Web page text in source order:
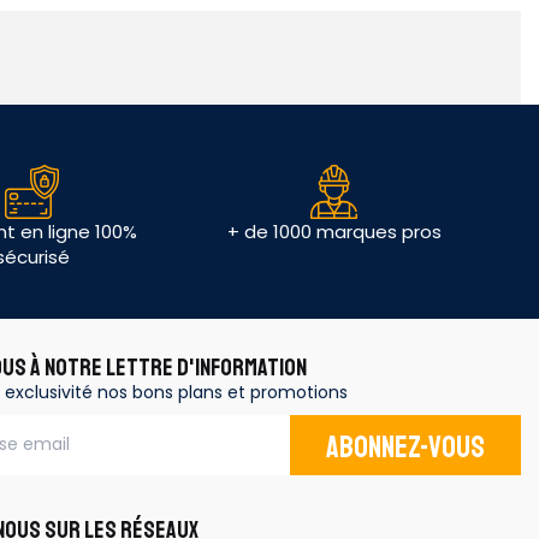
en ligne 100%
+ de 1000 marques pros
À NOTRE LETTRE D'INFORMATION
nos bons plans et promotions
Abonnez-vous
SUR LES RÉSEAUX